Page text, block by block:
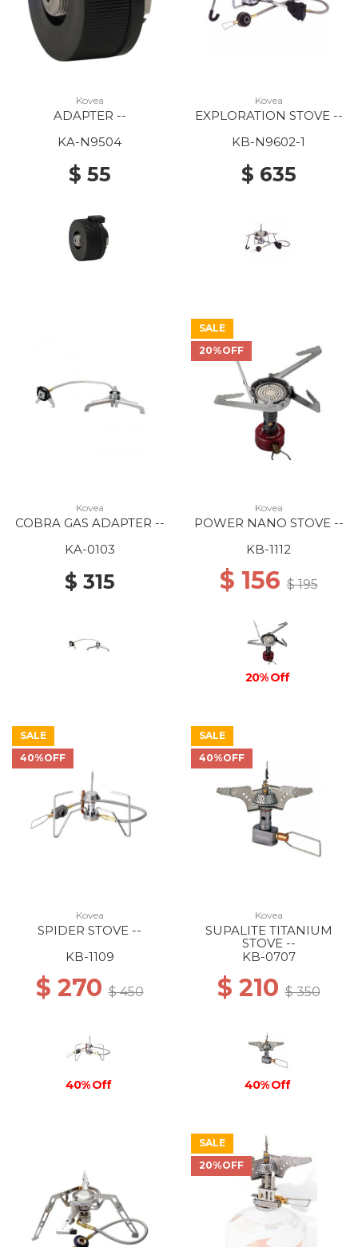
Kovea
ADAPTER --
KA-N9504
$ 55
Kovea
EXPLORATION STOVE --
KB-N9602-1
$ 635
Kovea
COBRA GAS ADAPTER --
KA-0103
$ 315
SALE
20%OFF
Kovea
POWER NANO STOVE --
KB-1112
$ 156$ 195
20% Off
SALE
40%OFF
Kovea
SPIDER STOVE --
KB-1109
$ 270$ 450
40% Off
SALE
40%OFF
Kovea
SUPALITE TITANIUM
STOVE --
KB-0707
$ 210$ 350
40% Off
SALE
20%OFF